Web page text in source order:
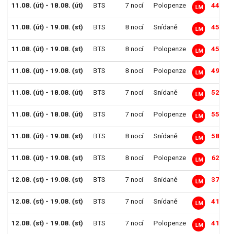
11.08. (út) - 18.08. (út) BTS 7 nocí Polopenze LM 44
11.08. (út) - 19.08. (st) BTS 8 nocí Snídaně LM 45
11.08. (út) - 19.08. (st) BTS 8 nocí Polopenze LM 45
11.08. (út) - 19.08. (st) BTS 8 nocí Polopenze LM 49
11.08. (út) - 18.08. (út) BTS 7 nocí Snídaně LM 52
11.08. (út) - 18.08. (út) BTS 7 nocí Polopenze LM 55
11.08. (út) - 19.08. (st) BTS 8 nocí Snídaně LM 58
11.08. (út) - 19.08. (st) BTS 8 nocí Polopenze LM 62
12.08. (st) - 19.08. (st) BTS 7 nocí Snídaně LM 37
12.08. (st) - 19.08. (st) BTS 7 nocí Snídaně LM 41
12.08. (st) - 19.08. (st) BTS 7 nocí Polopenze LM 41